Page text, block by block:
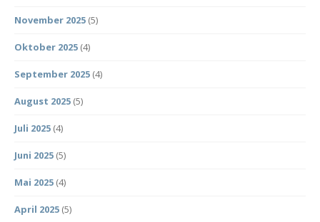
November 2025 (5)
Oktober 2025 (4)
September 2025 (4)
August 2025 (5)
Juli 2025 (4)
Juni 2025 (5)
Mai 2025 (4)
April 2025 (5)